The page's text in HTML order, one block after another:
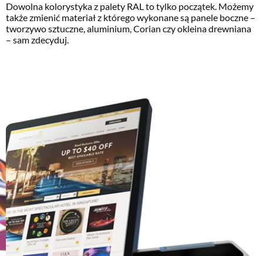
Dowolna kolorystyka z palety RAL to tylko początek. Możemy
także zmienić materiał z którego wykonane są panele boczne –
tworzywo sztuczne, aluminium, Corian czy okleina drewniana
– sam zdecyduj.